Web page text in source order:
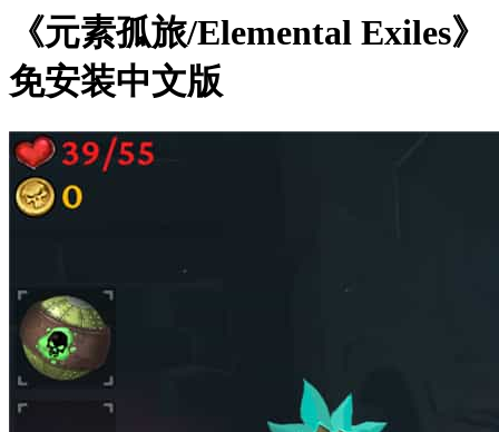
《元素孤旅/Elemental Exiles》
免安装中文版